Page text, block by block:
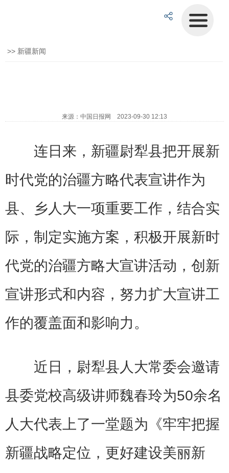
>> 新疆新闻
来源：中国日报网 2023-09-30 12:13
连日来，新疆尉犁县把开展新
时代党的治疆方略代表宣讲作为
县、乡人大一项重要工作，结合实
际，制定实施方案，积极开展新时
代党的治疆方略大宣讲活动，创新
宣讲形式和内容，努力扩大宣讲工
作的覆盖面和影响力。
近日，尉犁县人大常委会邀请
县委党校高级讲师魏春玲为50余名
人大代表上了一堂题为《牢牢把握
新疆战略定位，更好建设美丽新